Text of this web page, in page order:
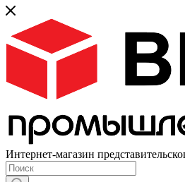
Интернет-магазин